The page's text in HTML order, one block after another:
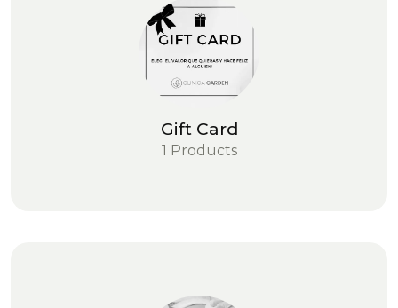
Gift Card
1 Products